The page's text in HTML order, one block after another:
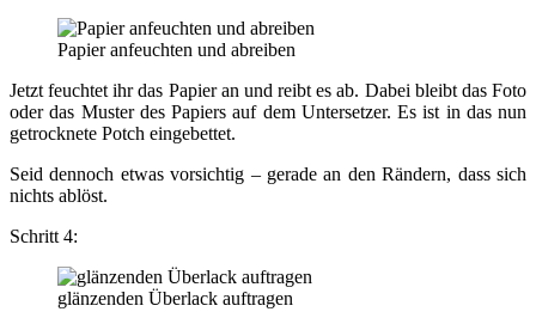
Papier anfeuchten und abreiben
Jetzt feuchtet ihr das Papier an und reibt es ab. Dabei bleibt das Foto
oder das Muster des Papiers auf dem Untersetzer. Es ist in das nun
getrocknete Potch eingebettet.
Seid dennoch etwas vorsichtig – gerade an den Rändern, dass sich
nichts ablöst.
Schritt 4:
glänzenden Überlack auftragen